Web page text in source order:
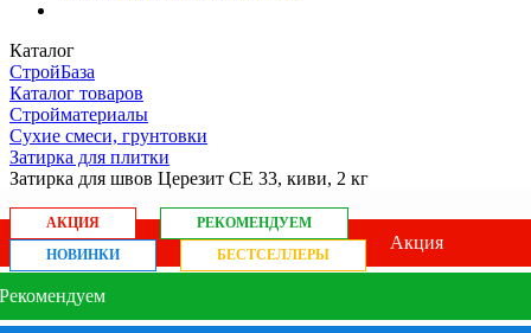
Каталог
СтройБаза
Каталог товаров
Стройматериалы
Сухие смеси, грунтовки
Затирка для плитки
Затирка для швов Церезит СЕ 33, киви, 2 кг
АКЦИЯ
РЕКОМЕНДУЕМ
НОВИНКИ
БЕСТСЕЛЛЕРЫ
Акция
Рекомендуем